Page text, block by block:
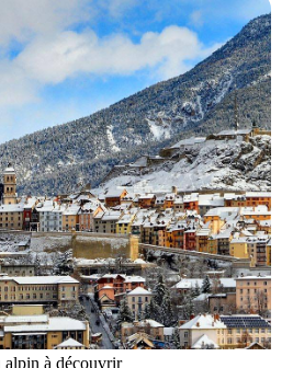
alpin à découvrir